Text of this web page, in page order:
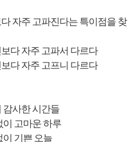
자주 고파진다는 특이점을 찾
다 자주 고파서 다르다
다 자주 고프니 다르다
감사한 시간들
고마운 하루
기쁜 오늘